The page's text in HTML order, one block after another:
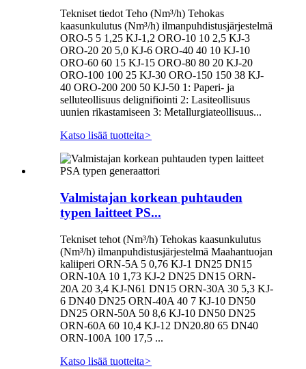
Tekniset tiedot Teho (Nm³/h) Tehokas
kaasunkulutus (Nm³/h) ilmanpuhdistusjärjestelmä
ORO-5 5 1,25 KJ-1,2 ORO-10 10 2,5 KJ-3
ORO-20 20 5,0 KJ-6 ORO-40 40 10 KJ-10
ORO-60 60 15 KJ-15 ORO-80 80 20 KJ-20
ORO-100 100 25 KJ-30 ORO-150 150 38 KJ-
40 ORO-200 200 50 KJ-50 1: Paperi- ja
selluteollisuus delignifiointi 2: Lasiteollisuus
uunien rikastamiseen 3: Metallurgiateollisuus...
Katso lisää tuotteita>
Valmistajan korkean puhtauden
typen laitteet PS...
Tekniset tehot (Nm³/h) Tehokas kaasunkulutus
(Nm³/h) ilmanpuhdistusjärjestelmä Maahantuojan
kaliiperi ORN-5A 5 0,76 KJ-1 DN25 DN15
ORN-10A 10 1,73 KJ-2 DN25 DN15 ORN-
20A 20 3,4 KJ-N61 DN15 ORN-30A 30 5,3 KJ-
6 DN40 DN25 ORN-40A 40 7 KJ-10 DN50
DN25 ORN-50A 50 8,6 KJ-10 DN50 DN25
ORN-60A 60 10,4 KJ-12 DN20.80 65 DN40
ORN-100A 100 17,5 ...
Katso lisää tuotteita>